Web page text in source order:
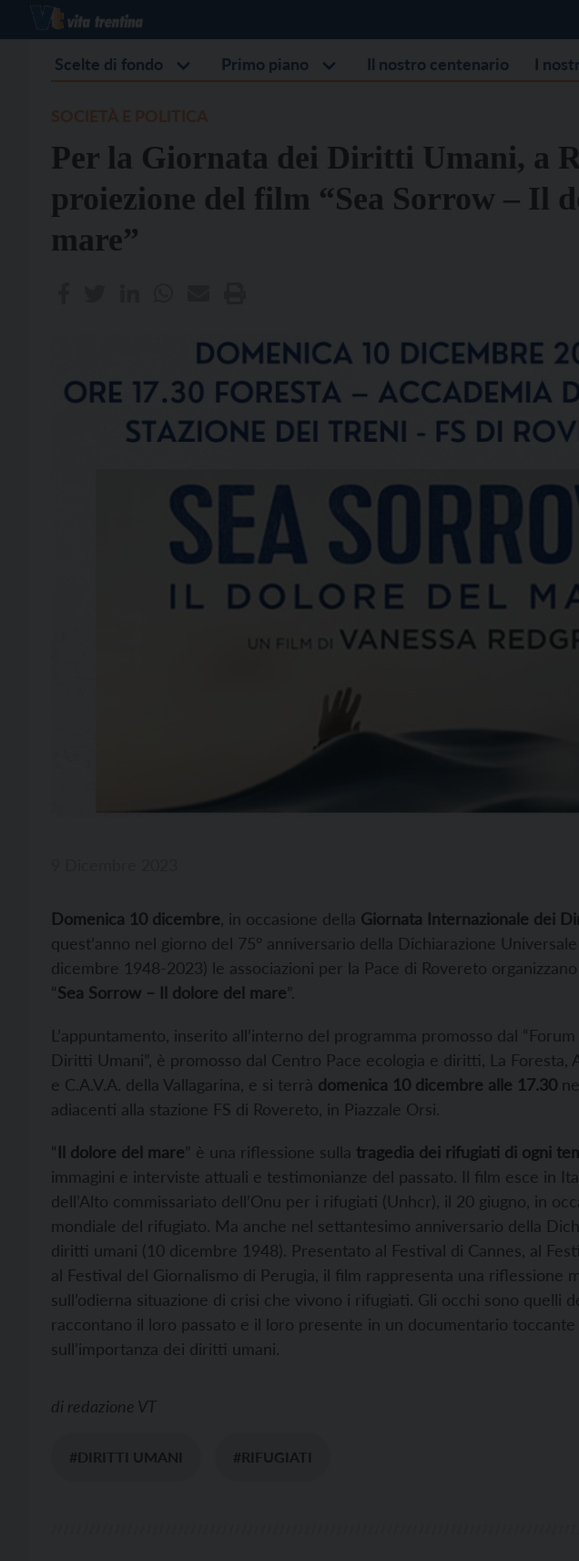
Scelte di fondo Primo piano Il nostro centenario I
Per la Giornata dei Diritti Umani, a
proiezione del film “Sea Sorrow – Il
mare”
Domenica 10 dicembre, in occasione della Giornata Internazionale dei
quest’anno nel giorno del 75° anniversario della Dichiarazione
dicembre 1948-2023) le associazioni per la Pace di Rovereto organizzano
“Sea Sorrow – Il dolore del mare”.
L’appuntamento, inserito all’interno del programma promosso dal
Diritti Umani”, è promosso dal Centro Pace ecologia e diritti, La Foresta,
e C.A.V.A. della Vallagarina, e si terrà domenica 10 dicembre alle 17.30
adiacenti alla stazione FS di Rovereto, in Piazzale Orsi.
“Il dolore del mare” è una riflessione sulla tragedia dei rifugiati di ogni
immagini e interviste attuali e testimonianze del passato. Il film esce in
dell’Alto commissariato dell’Onu per i rifugiati (Unhcr), il 20 giugno, in
mondiale del rifugiato. Ma anche nel settantesimo anniversario della
diritti umani (10 dicembre 1948). Presentato al Festival di Cannes, al
al Festival del Giornalismo di Perugia, il film rappresenta una riflessione
sull’odierna situazione di crisi che vivono i rifugiati. Gli occhi sono quelli
raccontano il loro passato e il loro presente in un documentario
sull’importanza dei diritti umani.
di redazione VT
#DIRITTI UMANI #RIFUGIATI